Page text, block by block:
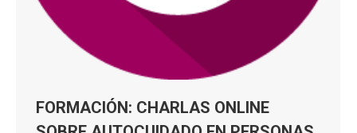
FORMACIÓN: CHARLAS ONLINE